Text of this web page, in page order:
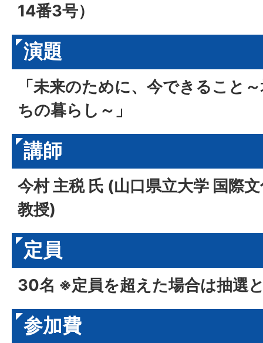
14番3号）
演題
「未来のために、今できること
ちの暮らし～」
講師
今村 主税 氏 (山口県立大学 国際
教授)
定員
30名 ※定員を超えた場合は抽選
参加費